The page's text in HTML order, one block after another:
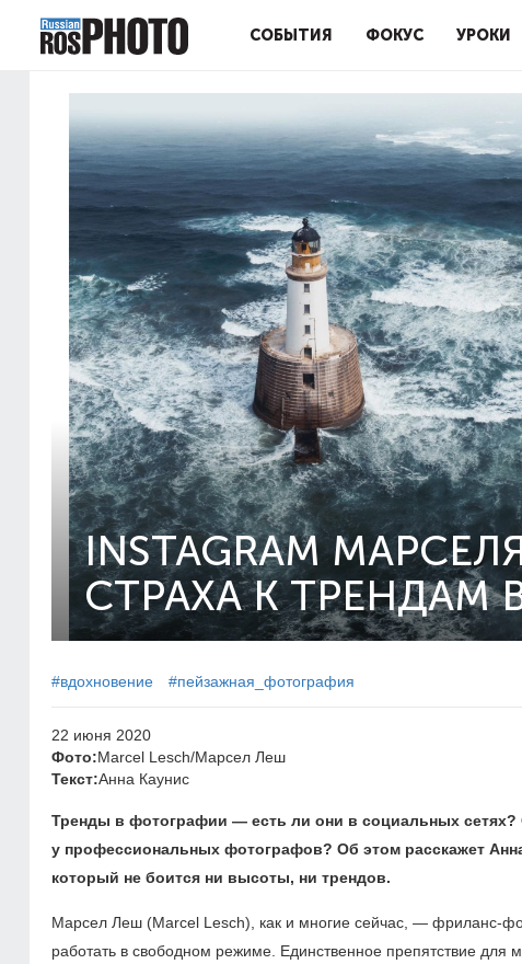
СОБЫТИЯ ФОКУС УРОКИ
INSTAGRAM
СТРАХА К ТРЕНДАМ
#вдохновение #пейзажная_фотография
22 июня 2020
Фото:Marcel Lesch/Марсел Леш
Текст:Анна Каунис
Тренды в фотографии — есть ли они в социальных сетях?
у профессиональных фотографов? Об этом расскажет
который не боится ни высоты, ни трендов.
Марсел Леш (Marcel Lesch), как и многие сейчас, — фриланс-
работать в свободном режиме. Единственное препятствие